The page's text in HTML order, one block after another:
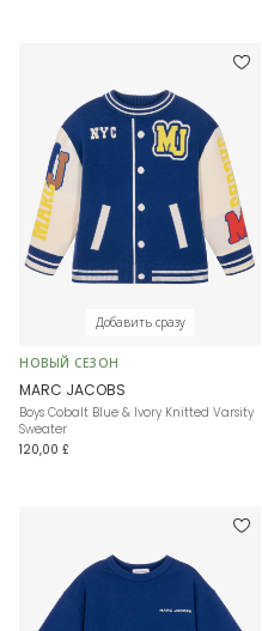
Добавить сразу
НОВЫЙ СЕЗОН
MARC JACOBS
Boys Cobalt Blue & Ivory Knitted Varsity
Sweater
120,00 £